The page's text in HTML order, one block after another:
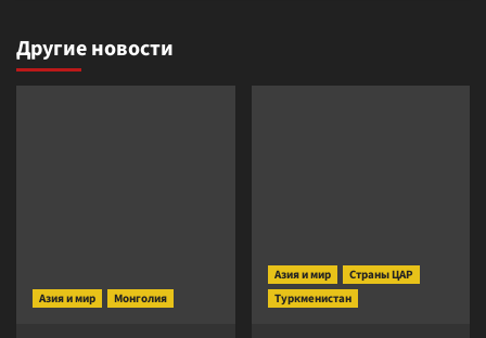
Другие новости
Азия и мир Монголия
Азия и мир
Страны ЦАР
Туркменистан